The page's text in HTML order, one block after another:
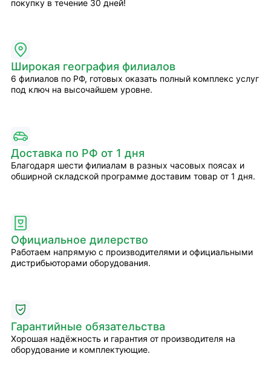
покупку в течение 30 дней!
Широкая география филиалов
6 филиалов по РФ, готовых оказать полный комплекс услуг
под ключ на высочайшем уровне.
Доставка по РФ от 1 дня
Благодаря шести филиалам в разных часовых поясах и
обширной складской программе доставим товар от 1 дня.
Официальное дилерство
Работаем напрямую с производителями и официальными
дистрибьюторами оборудования.
Гарантийные обязательства
Хорошая надёжность и гарантия от производителя на
оборудование и комплектующие.